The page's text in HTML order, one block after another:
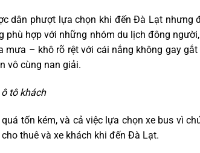
dân phượt lựa chọn khi đến Đà Lạt nhưng
phù hợp với những nhóm du lịch đông
– khô rõ rệt với cái nắng không gay
vô cùng nan giải.
tô khách
tốn kém, và cả việc lựa chọn xe bus vì
thuê và xe khách khi đến Đà Lạt.